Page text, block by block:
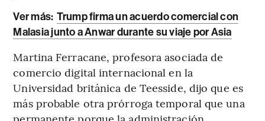
Ver más: Trump firma un acuerdo comercial con
Malasia junto a Anwar durante su viaje por Asia
Martina Ferracane, profesora asociada de
comercio digital internacional en la
Universidad británica de Teesside, dijo que es
más probable otra prórroga temporal que una